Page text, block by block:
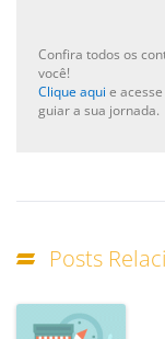
Confira todos os
você!
Clique aqui e
guiar a sua jornada.
Posts